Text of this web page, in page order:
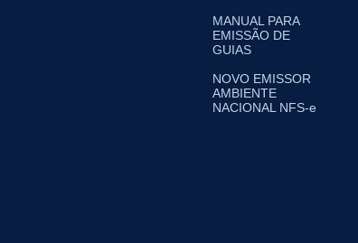
MANUAL PARA
EMISSÃO DE
GUIAS
NOVO EMISSOR
AMBIENTE
NACIONAL NFS-e